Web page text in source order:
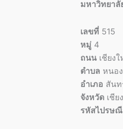
มหาวิทยาลั
เลขที่ 515
หมู่4
ถนนเชียงใ
ตำบล หนอ
อำเภอ สันท
จังหวัดเชีย
รหัสไปรษ